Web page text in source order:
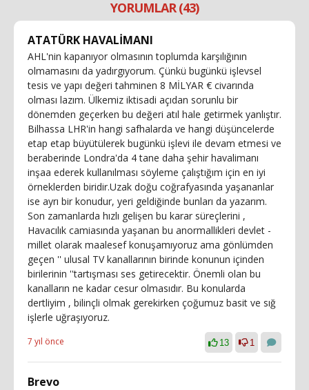
YORUMLAR (43)
ATATÜRK HAVALİMANI
AHL'nin kapanıyor olmasının toplumda karşılığının
olmamasını da yadırgıyorum. Çünkü bugünkü işlevsel
tesis ve yapı değeri tahminen 8 MİLYAR € civarında
olması lazım. Ülkemiz iktisadi açıdan sorunlu bir
dönemden geçerken bu değeri atıl hale getirmek yanlıştır.
Bilhassa LHR'in hangi safhalarda ve hangi düşüncelerde
etap etap büyütülerek bugünkü işlevi ile devam etmesi ve
beraberinde Londra'da 4 tane daha şehir havalimanı
inşaa ederek kullanılması söyleme çalıştığım için en iyi
örneklerden biridir.Uzak doğu coğrafyasında yaşananlar
ise ayrı bir konudur, yeri geldiğinde bunları da yazarım.
Son zamanlarda hızlı gelişen bu karar süreçlerini ,
Havacılık camiasında yaşanan bu anormallikleri devlet -
millet olarak maalesef konuşamıyoruz ama gönlümden
geçen '' ulusal TV kanallarının birinde konunun içinden
birilerinin ''tartışması ses getirecektir. Önemli olan bu
kanalların ne kadar cesur olmasıdır. Bu konularda
dertliyim , bilinçli olmak gerekirken çoğumuz basit ve sığ
işlerle uğraşıyoruz.
7 yıl önce 13 1
Brevo